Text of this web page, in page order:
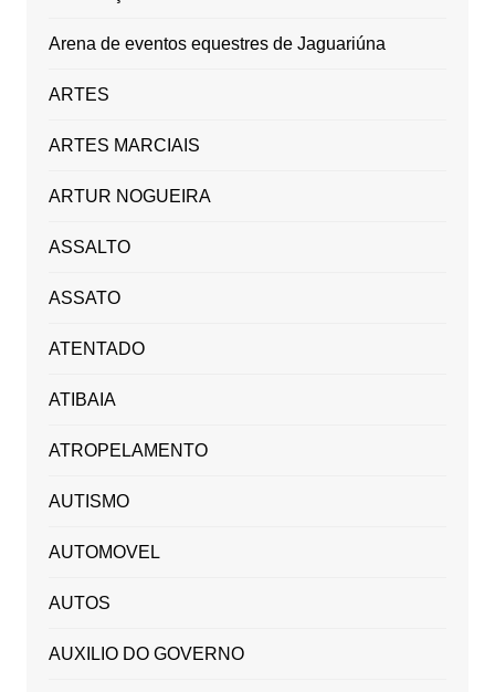
Arena de eventos equestres de Jaguariúna
ARTES
ARTES MARCIAIS
ARTUR NOGUEIRA
ASSALTO
ASSATO
ATENTADO
ATIBAIA
ATROPELAMENTO
AUTISMO
AUTOMOVEL
AUTOS
AUXILIO DO GOVERNO